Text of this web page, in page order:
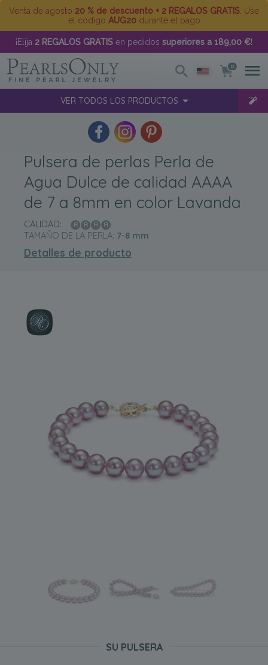
Venta de agosto 20 % de descuento + 2 REGALOS GRATIS . Use
el código AUG20durante el pago
¡Elija 2 REGALOS GRATIS en pedidos superiores a 189,00 €!
0
VER TODOS LOS PRODUCTOS
Pulsera de perlas Perla de
Agua Dulce de calidad AAAA
de 7 a 8mm en color Lavanda
CALIDAD:
TAMAÑO DE LA PERLA: 7-8 mm
Detalles de producto
SU PULSERA